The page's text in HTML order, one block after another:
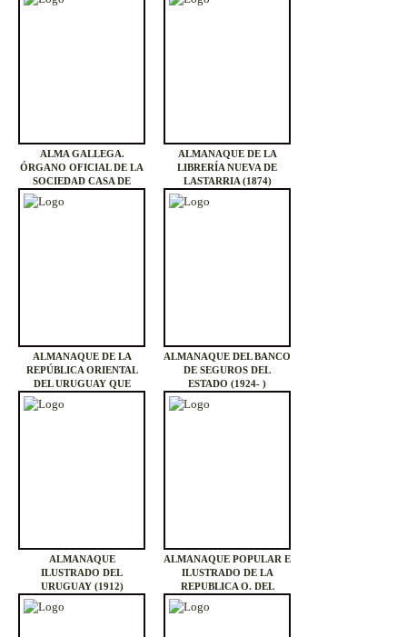
ALMA GALLEGA.
ÓRGANO OFICIAL DE LA
SOCIEDAD CASA DE
ALMANAQUE DE LA
LIBRERÍA NUEVA DE
LASTARRIA (1874)
ALMANAQUE DE LA
REPÚBLICA ORIENTAL
DEL URUGUAY QUE
PUBLICA ANUALMENTE
LA LIBRERÍA DE D. JAIME
ALMANAQUE DEL BANCO
DE SEGUROS DEL
ESTADO (1924- )
ALMANAQUE
ILUSTRADO DEL
URUGUAY (1912)
ALMANAQUE POPULAR E
ILUSTRADO DE LA
REPUBLICA O. DEL
URUGUAY PARA EL AÑO
1862 (1862)